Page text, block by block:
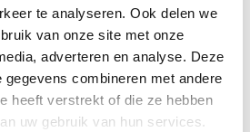
te analyseren. Ook delen we
van onze site met onze
adverteren en analyse. Deze
gegevens combineren met andere
heeft verstrekt of die ze hebben
uw gebruik van hun services.
Stillkissen
Schwangerschaftskissen -
Abnehmbarer Bezug -
Ursprünglicher
Preis
war:
59.95
Aktueller
Preis
ist:
34.95.